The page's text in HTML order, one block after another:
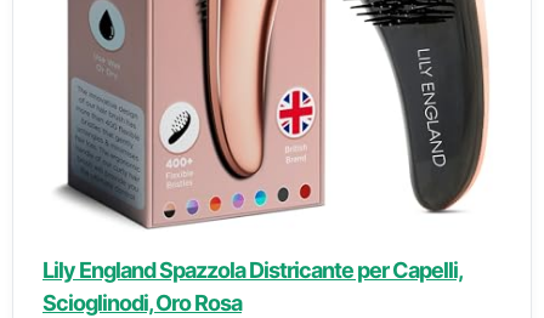
Lily England Spazzola Districante per Capelli,
Scioglinodi, Oro Rosa